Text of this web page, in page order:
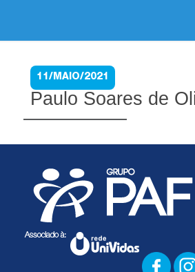
11/MAIO/2021
Paulo Soares de